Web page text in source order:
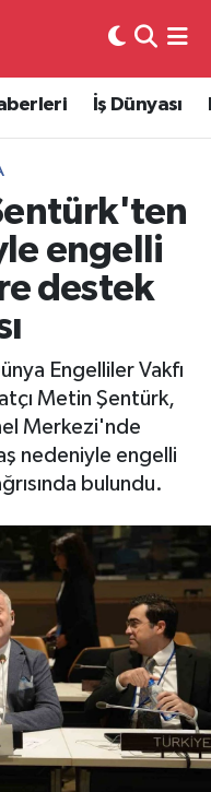
İş Dünyası
engelli
destek
Engelliler Vakfı
Metin Şentürk,
Merkezi'nde
nedeniyle engelli
bulundu.
Fikstür